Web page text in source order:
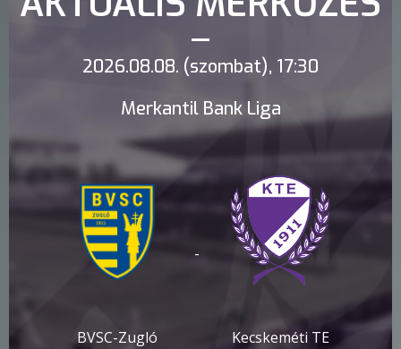
2026.08.08. (szombat), 17:30
Merkantil Bank Liga
BVSC-Zugló
-
Kecskeméti TE